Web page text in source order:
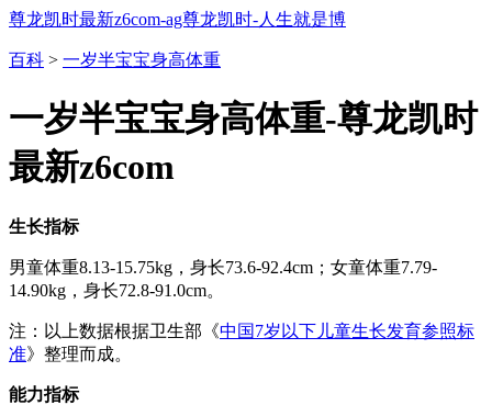
尊龙凯时最新z6com-ag尊龙凯时-人生就是博
百科 > 一岁半宝宝身高体重
一岁半宝宝身高体重-尊龙凯时
最新z6com
生长指标
男童体重8.13-15.75kg，身长73.6-92.4cm；女童体重7.79-
14.90kg，身长72.8-91.0cm。
注：以上数据根据卫生部《中国7岁以下儿童生长发育参照标
准》整理而成。
能力指标